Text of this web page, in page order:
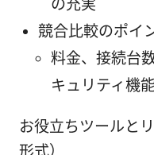
の充実
競合比較のポイ
料金、接続台
キュリティ機
お役立ちツールと
形式）